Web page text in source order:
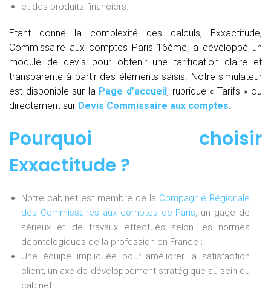
et des produits financiers.
Etant donné la complexité des calculs, Exxactitude,
Commissaire aux comptes Paris 16ème, a développé un
module de devis pour obtenir une tarification claire et
transparente à partir des éléments saisis. Notre simulateur
est disponible sur la Page d’accueil, rubrique « Tarifs » ou
directement sur Devis Commissaire aux comptes.
Pourquoi choisir
Exxactitude ?
Notre cabinet est membre de la Compagnie Régionale
des Commissaires aux comptes de Paris, un gage de
sérieux et de travaux effectués selon les normes
déontologiques de la profession en France ;
Une équipe impliquée pour améliorer la satisfaction
client, un axe de développement stratégique au sein du
cabinet.